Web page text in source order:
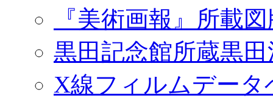
『美術画報』所載
黒田記念館所蔵黒
X線フィルムデータ